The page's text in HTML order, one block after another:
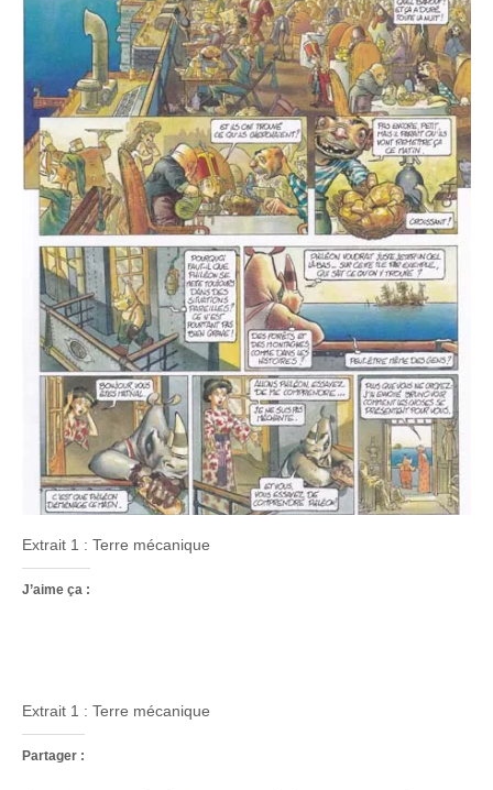
Extrait 1 : Terre mécanique
J’aime ça :
Extrait 1 : Terre mécanique
Partager :